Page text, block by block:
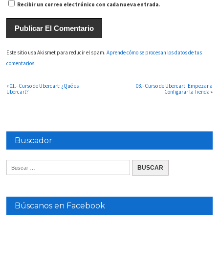
Recibir un correo electrónico con cada nueva entrada.
Este sitio usa Akismet para reducir el spam.Aprende cómo se procesan los datos de tus
comentarios.
«01.- Curso de Ubercart: ¿Qué es
Ubercart?
03.- Curso de Ubercart: Empezar a
Configurar la Tienda »
Buscador
Búscanos en Facebook